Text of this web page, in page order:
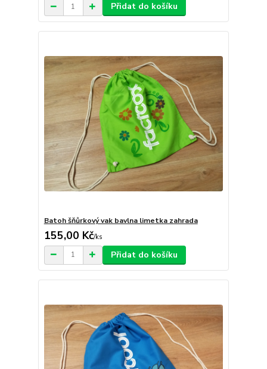
Přidat do košíku
Batoh šňůrkový vak bavlna limetka zahrada
155,00 Kč/ks
Přidat do košíku